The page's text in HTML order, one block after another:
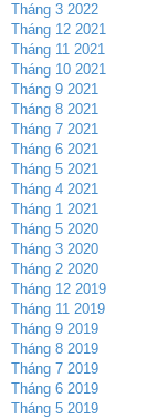
Tháng 3 2022
Tháng 12 2021
Tháng 11 2021
Tháng 10 2021
Tháng 9 2021
Tháng 8 2021
Tháng 7 2021
Tháng 6 2021
Tháng 5 2021
Tháng 4 2021
Tháng 1 2021
Tháng 5 2020
Tháng 3 2020
Tháng 2 2020
Tháng 12 2019
Tháng 11 2019
Tháng 9 2019
Tháng 8 2019
Tháng 7 2019
Tháng 6 2019
Tháng 5 2019